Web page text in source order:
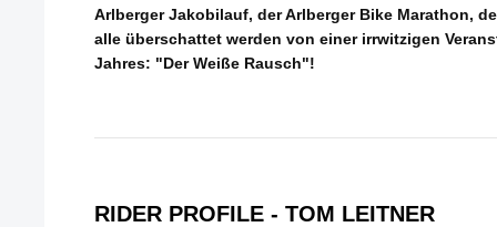
Arlberger Jakobilauf, der Arlberger Bike Marathon,
alle überschattet werden von einer irrwitzigen
Jahres: "Der Weiße Rausch"!
RIDER PROFILE - TOM LEITNER